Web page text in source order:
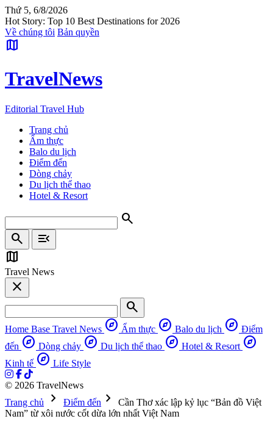
Thứ 5, 6/8/2026
Hot Story: Top 10 Best Destinations for 2026
Về chúng tôi Bản quyền
map
TravelNews
Editorial Travel Hub
Trang chủ
Ẩm thực
Balo du lịch
Điểm đến
Dòng chảy
Du lịch thể thao
Hotel & Resort
search
search
menu_open
map
Travel News
close
search
Home Base Travel News explore Ẩm thực explore Balo du lịch explore Điểm
đến explore Dòng chảy explore Du lịch thể thao explore Hotel & Resort explore
Kinh tế explore Life Style
© 2026 TravelNews
Trang chủ
chevron_right Điểm đến chevron_right
Cần Thơ xác lập kỷ lục “Bản đồ Việt
Nam” từ xôi nước cốt dừa lớn nhất Việt Nam